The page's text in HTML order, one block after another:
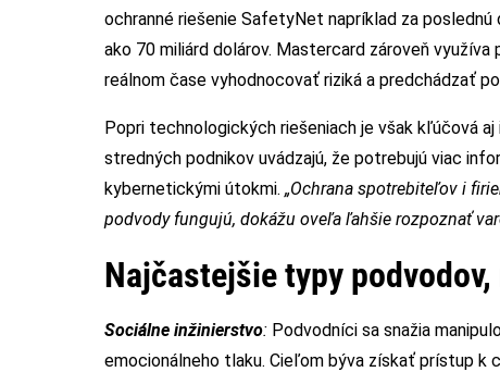
ochranné riešenie SafetyNet napríklad za
ako 70 miliárd dolárov. Mastercard zároveň
reálnom čase vyhodnocovať riziká a predchádzať
Popri technologických riešeniach je však kľúčová
stredných podnikov uvádzajú, že potrebujú viac
kybernetickými útokmi. „Ochrana spotrebiteľov i
podvody fungujú, dokážu oveľa ľahšie rozpoznať
Najčastejšie typy
Sociálne inžinierstvo: Podvodníci sa snažia
emocionálneho tlaku. Cieľom býva získať prístup